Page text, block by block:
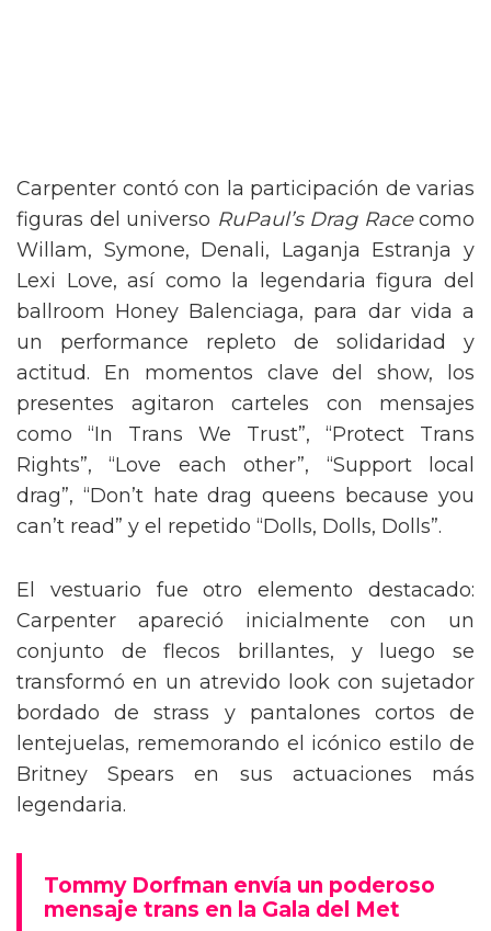
Carpenter contó con la participación de varias
figuras del universo RuPaul’s Drag Racecomo
Willam, Symone, Denali, Laganja Estranja y
Lexi Love, así como la legendaria figura del
ballroom Honey Balenciaga, para dar vida a
un performance repleto de solidaridad y
actitud. En momentos clave del show, los
presentes agitaron carteles con mensajes
como “In Trans We Trust”, “Protect Trans
Rights”, “Love each other”, “Support local
drag”, “Don’t hate drag queens because you
can’t read” y el repetido “Dolls, Dolls, Dolls”.
El vestuario fue otro elemento destacado:
Carpenter apareció inicialmente con un
conjunto de flecos brillantes, y luego se
transformó en un atrevido look con sujetador
bordado de strass y pantalones cortos de
lentejuelas, rememorando el icónico estilo de
Britney Spears en sus actuaciones más
legendaria.
Tommy Dorfman envía un poderoso
mensaje trans en la Gala del Met